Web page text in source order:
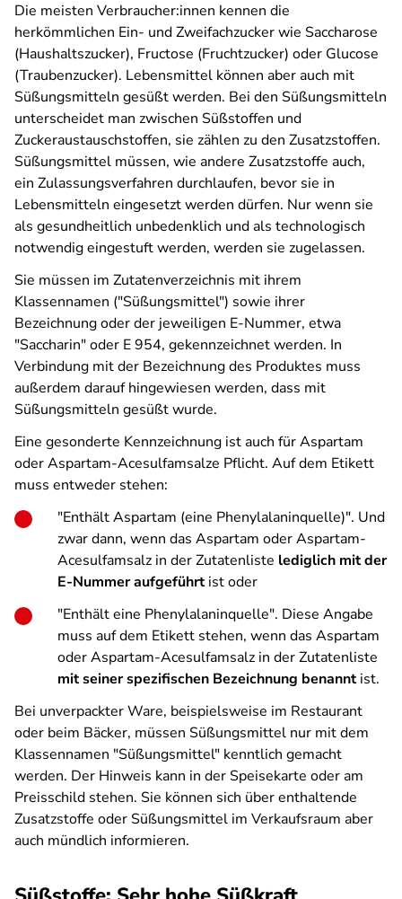
Die meisten Verbraucher:innen kennen die
herkömmlichen Ein- und Zweifachzucker wie Saccharose
(Haushaltszucker), Fructose (Fruchtzucker) oder Glucose
(Traubenzucker). Lebensmittel können aber auch mit
Süßungsmitteln gesüßt werden. Bei den Süßungsmitteln
unterscheidet man zwischen Süßstoffen und
Zuckeraustauschstoffen, sie zählen zu den Zusatzstoffen.
Süßungsmittel müssen, wie andere Zusatzstoffe auch,
ein Zulassungsverfahren durchlaufen, bevor sie in
Lebensmitteln eingesetzt werden dürfen. Nur wenn sie
als gesundheitlich unbedenklich und als technologisch
notwendig eingestuft werden, werden sie zugelassen.
Sie müssen im Zutatenverzeichnis mit ihrem
Klassennamen ("Süßungsmittel") sowie ihrer
Bezeichnung oder der jeweiligen E-Nummer, etwa
"Saccharin" oder E 954, gekennzeichnet werden. In
Verbindung mit der Bezeichnung des Produktes muss
außerdem darauf hingewiesen werden, dass mit
Süßungsmitteln gesüßt wurde.
Eine gesonderte Kennzeichnung ist auch für Aspartam
oder Aspartam-Acesulfamsalze Pflicht. Auf dem Etikett
muss entweder stehen:
"Enthält Aspartam (eine Phenylalaninquelle)". Und
zwar dann, wenn das Aspartam oder Aspartam-
Acesulfamsalz in der Zutatenliste lediglich mit der
E-Nummer aufgeführtist oder
"Enthält eine Phenylalaninquelle". Diese Angabe
muss auf dem Etikett stehen, wenn das Aspartam
oder Aspartam-Acesulfamsalz in der Zutatenliste
mit seiner spezifischen Bezeichnung benanntist.
Bei unverpackter Ware, beispielsweise im Restaurant
oder beim Bäcker, müssen Süßungsmittel nur mit dem
Klassennamen "Süßungsmittel" kenntlich gemacht
werden. Der Hinweis kann in der Speisekarte oder am
Preisschild stehen. Sie können sich über enthaltende
Zusatzstoffe oder Süßungsmittel im Verkaufsraum aber
auch mündlich informieren.